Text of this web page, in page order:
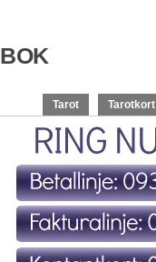
Tarot Tarotkort